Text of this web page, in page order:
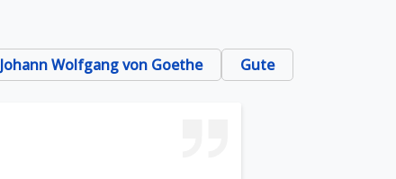
Johann Wolfgang von Goethe Gute